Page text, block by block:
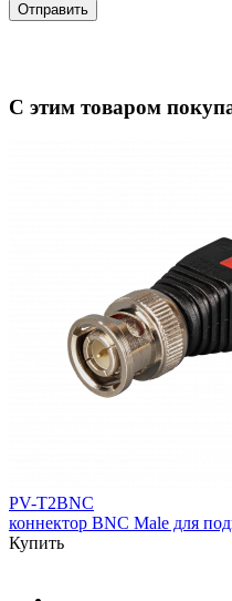
Отправить
С этим товаром
PV-T2BNC
коннектор BNC Male для
Купить